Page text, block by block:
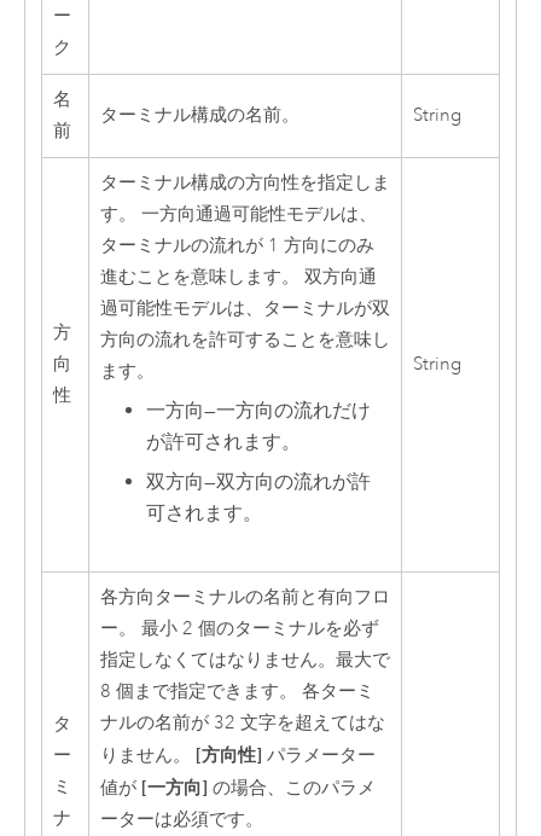
ー
ク
名
前
ターミナル構成の名前。 String
方
向
性
ターミナル構成の方向性を指定しま
す。 一方向通過可能性モデルは、
ターミナルの流れが 1 方向にのみ
進むことを意味します。 双方向通
過可能性モデルは、ターミナルが双
方向の流れを許可することを意味し
ます。
一方向—一方向の流れだけ
が許可されます。
双方向—双方向の流れが許
可されます。
String
タ
ー
ミ
ナ
各方向ターミナルの名前と有向フロ
ー。 最小 2 個のターミナルを必ず
指定しなくてはなりません。最大で
8 個まで指定できます。 各ターミ
ナルの名前が 32 文字を超えてはな
りません。 [方向性] パラメーター
値が [一方向] の場合、このパラメ
ーターは必須です。